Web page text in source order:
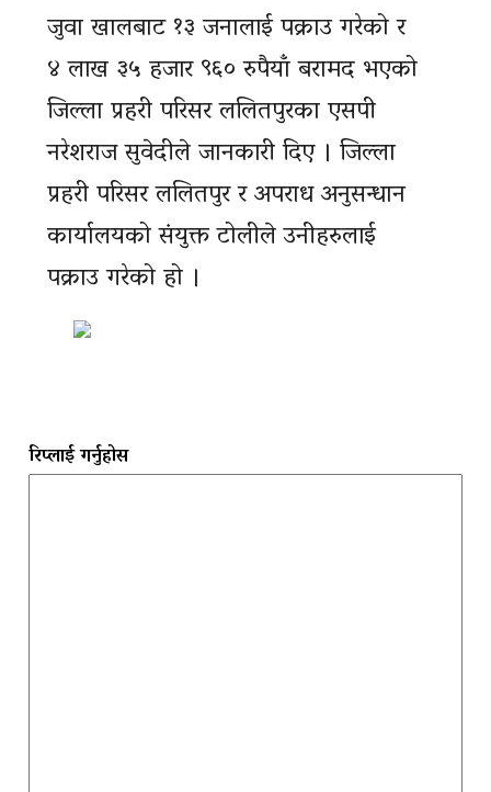
जुवा खालबाट १३ जनालाई पक्राउ गरेको र
४ लाख ३५ हजार ९६० रुपैयाँ बरामद भएको
जिल्ला प्रहरी परिसर ललितपुरका एसपी
नरेशराज सुवेदीले जानकारी दिए । जिल्ला
प्रहरी परिसर ललितपुर र अपराध अनुसन्धान
कार्यालयको संयुक्त टोलीले उनीहरुलाई
पक्राउ गरेको हो ।
रिप्लाई गर्नुहोस